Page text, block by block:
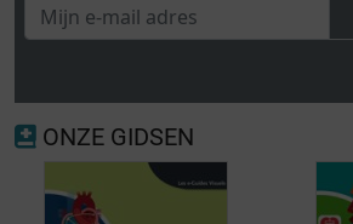
ONZE GIDSEN